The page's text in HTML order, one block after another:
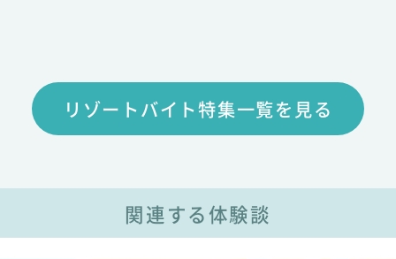
リゾートバイト特集一覧を見る
関連する体験談